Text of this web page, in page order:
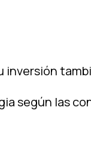
inversión
según las